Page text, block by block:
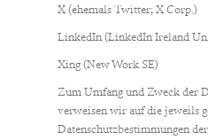
X (ehemals Twitter; X Corp.)
LinkedIn (LinkedIn Ireland
Xing (New Work SE)
Zum Umfang und Zweck der
verweisen wir auf die jeweils
Datenschutzbestimmungen